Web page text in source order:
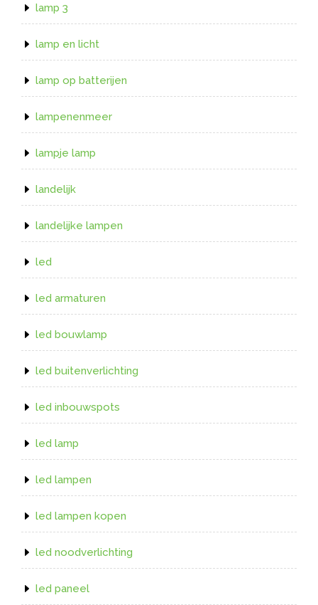
lamp 3
lamp en licht
lamp op batterijen
lampenenmeer
lampje lamp
landelijk
landelijke lampen
led
led armaturen
led bouwlamp
led buitenverlichting
led inbouwspots
led lamp
led lampen
led lampen kopen
led noodverlichting
led paneel